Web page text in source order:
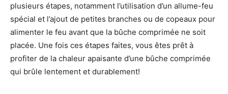
plusieurs étapes, notamment l’utilisation d’un allume-feu
spécial et l’ajout de petites branches ou de copeaux pour
alimenter le feu avant que la bûche comprimée ne soit
placée. Une fois ces étapes faites, vous êtes prêt à
profiter de la chaleur apaisante d’une bûche comprimée
qui brûle lentement et durablement!